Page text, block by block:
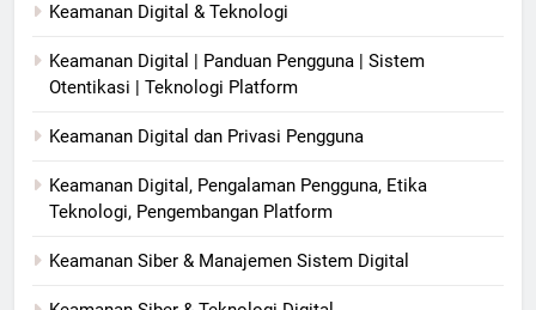
Keamanan Digital & Teknologi
Keamanan Digital | Panduan Pengguna | Sistem
Otentikasi | Teknologi Platform
Keamanan Digital dan Privasi Pengguna
Keamanan Digital, Pengalaman Pengguna, Etika
Teknologi, Pengembangan Platform
Keamanan Siber & Manajemen Sistem Digital